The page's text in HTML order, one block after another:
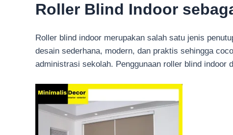
Roller Blind Indoor
Roller blind indoor merupakan salah satu jenis
desain sederhana, modern, dan praktis sehingga
administrasi sekolah. Penggunaan roller blind indoor